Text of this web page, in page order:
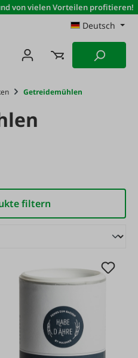
von vielen Vorteilen profitieren!
Deutsch
Getreidemühlen
filtern